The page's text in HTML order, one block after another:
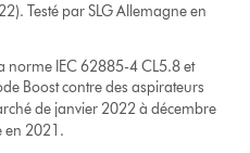
Testé par SLG Allemagne en
norme IEC 62885-4 CL5.8 et
Boost contre des aspirateurs
de janvier 2022 à décembre
en 2021.